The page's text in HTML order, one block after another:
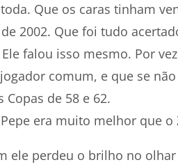
Que os caras tinham
2002. Que foi tudo
falou isso mesmo. Por
comum, e que se
de 58 e 62.
era muito melhor que o
ele perdeu o brilho no